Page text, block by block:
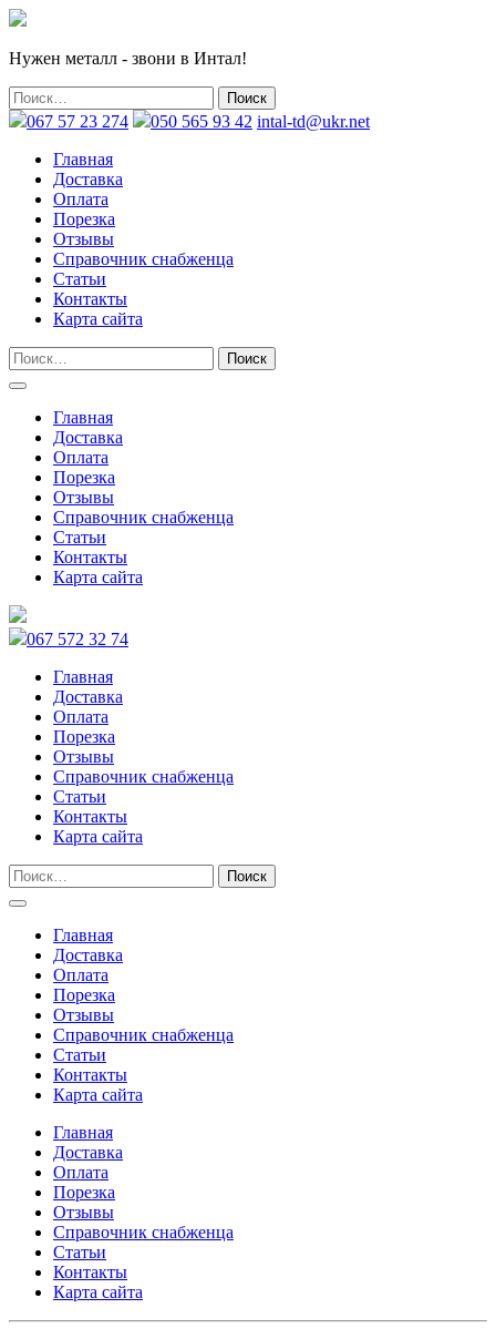
Нужен металл - звони в Интал!
067 57 23 274 050 565 93 42 intal-td@ukr.net
Главная
Доставка
Оплата
Порезка
Отзывы
Справочник снабженца
Статьи
Контакты
Карта сайта
Главная
Доставка
Оплата
Порезка
Отзывы
Справочник снабженца
Статьи
Контакты
Карта сайта
067 572 32 74
Главная
Доставка
Оплата
Порезка
Отзывы
Справочник снабженца
Статьи
Контакты
Карта сайта
Главная
Доставка
Оплата
Порезка
Отзывы
Справочник снабженца
Статьи
Контакты
Карта сайта
Главная
Доставка
Оплата
Порезка
Отзывы
Справочник снабженца
Статьи
Контакты
Карта сайта